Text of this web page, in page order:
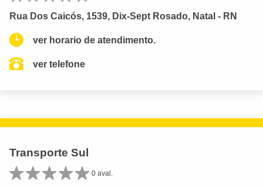
Rua Dos Caicós, 1539, Dix-Sept Rosado, Natal - RN
ver horario de atendimento.
ver telefone
Transporte Sul
0 aval.